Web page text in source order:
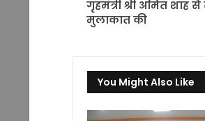
गृहमंत्री श्री अमित
मुलाकात की
You Might Also Like